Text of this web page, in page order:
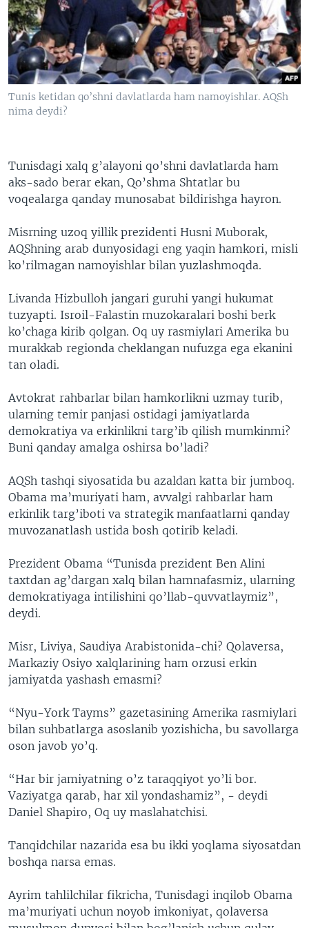
VIDEO
XABARLAR SURATLARDA
ODNOKLASSNIKI
TELEGRAM
TWITTER
SOUNDCLOUD
VOA
Tunis ketidan qo’shni davlatlarda ham namoyishlar. AQSh
nima deydi?
Tunisdagi xalq g’alayoni qo’shni davlatlarda ham
aks-sado berar ekan, Qo’shma Shtatlar bu
voqealarga qanday munosabat bildirishga hayron.
Misrning uzoq yillik prezidenti Husni Muborak,
AQShning arab dunyosidagi eng yaqin hamkori, misli
ko’rilmagan namoyishlar bilan yuzlashmoqda.
Livanda Hizbulloh jangari guruhi yangi hukumat
tuzyapti. Isroil-Falastin muzokaralari boshi berk
ko’chaga kirib qolgan. Oq uy rasmiylari Amerika bu
murakkab regionda cheklangan nufuzga ega ekanini
tan oladi.
Avtokrat rahbarlar bilan hamkorlikni uzmay turib,
ularning temir panjasi ostidagi jamiyatlarda
demokratiya va erkinlikni targ’ib qilish mumkinmi?
Buni qanday amalga oshirsa bo’ladi?
AQSh tashqi siyosatida bu azaldan katta bir jumboq.
Obama ma’muriyati ham, avvalgi rahbarlar ham
erkinlik targ’iboti va strategik manfaatlarni qanday
muvozanatlash ustida bosh qotirib keladi.
Prezident Obama “Tunisda prezident Ben Alini
taxtdan ag’dargan xalq bilan hamnafasmiz, ularning
demokratiyaga intilishini qo’llab-quvvatlaymiz”,
deydi.
Misr, Liviya, Saudiya Arabistonida-chi? Qolaversa,
Markaziy Osiyo xalqlarining ham orzusi erkin
jamiyatda yashash emasmi?
“Nyu-York Tayms” gazetasining Amerika rasmiylari
bilan suhbatlarga asoslanib yozishicha, bu savollarga
oson javob yo’q.
“Har bir jamiyatning o’z taraqqiyot yo’li bor.
Vaziyatga qarab, har xil yondashamiz”, - deydi
Daniel Shapiro, Oq uy maslahatchisi.
Tanqidchilar nazarida esa bu ikki yoqlama siyosatdan
boshqa narsa emas.
Ayrim tahlilchilar fikricha, Tunisdagi inqilob Obama
ma’muriyati uchun noyob imkoniyat, qolaversa